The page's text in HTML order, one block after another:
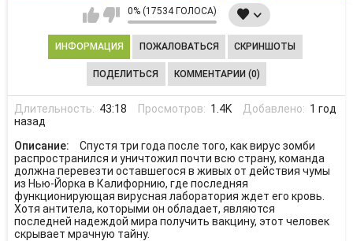
0% (17534 ГОЛОСА)
ИНФОРМАЦИЯ ПОЖАЛОВАТЬСЯ СКРИНШОТЫ
ПОДЕЛИТЬСЯ КОММЕНТАРИИ (0)
Длительность: 43:18 Просмотров: 1.4K Добавлено: 1 год
назад
Описание:
Спустя три года после того, как вирус зомби
распространился и уничтожил почти всю страну, команда
должна перевезти оставшегося в живых от действия чумы
из Нью-Йорка в Калифорнию, где последняя
функционирующая вирусная лаборатория ждет его кровь.
Хотя антитела, которыми он обладает, являются
последней надеждой мира получить вакцину, этот человек
скрывает мрачную тайну.